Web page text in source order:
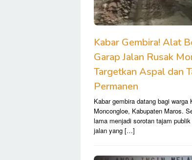
Kabar Gembira! Alat
Garap Jalan Rusak
Targetkan Aspal dan
Permanen
Kabar gembira datang bagi warga
Moncongloe, Kabupaten Maros.
lama menjadi sorotan tajam
jalan yang […]